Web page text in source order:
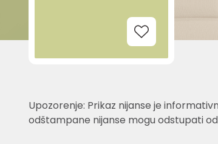
Add to Wishlist
Upozorenje: Prikaz nijanse je
odštampane nijanse mogu odstupati